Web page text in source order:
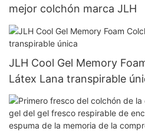
mejor colchón marca JLH
JLH Cool Gel Memory
Látex Lana transpirable